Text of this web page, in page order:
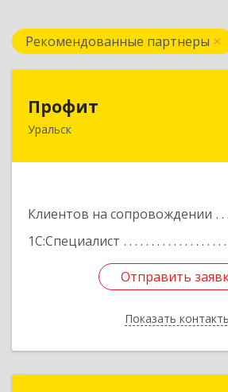
Рекомендованные партнеры
Профит
Уральск
Клиентов на сопровождении
1С:Специалист
Отправить
Показать
Отправить
Назад